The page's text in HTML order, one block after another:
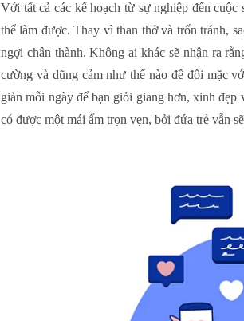
Với tất cả các kế hoạch từ sự nghiệp đến
thể làm được. Thay vì than thở và trốn tránh,
ngợi chân thành. Không ai khác sẽ nhận ra
cường và dũng cảm như thế nào để đối mặc
giản mỗi ngày để bạn giỏi giang hơn, xinh
có được một mái ấm trọn vẹn, bởi đứa trẻ vẫn